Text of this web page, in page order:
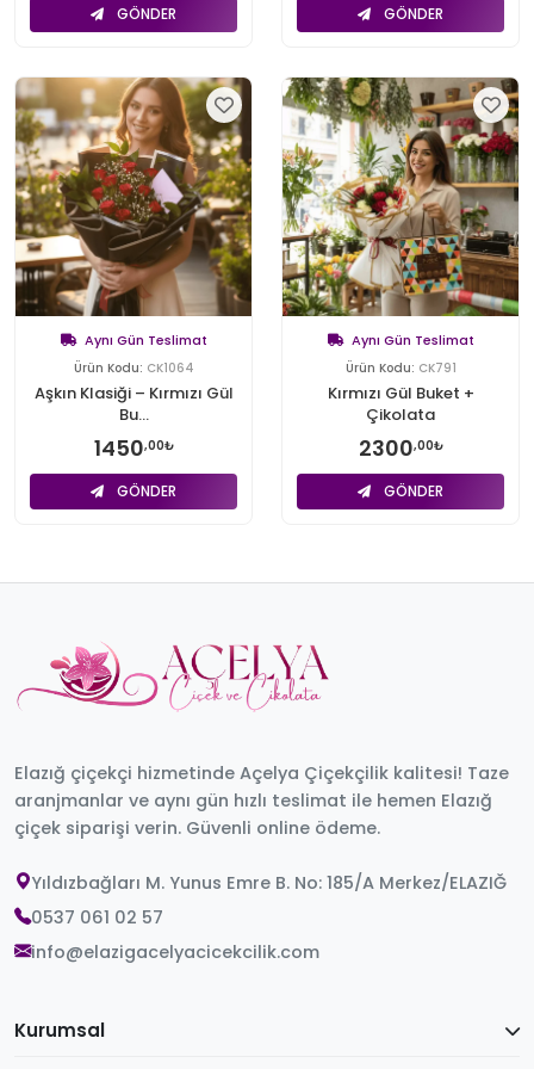
GÖNDER GÖNDER
Aynı Gün Teslimat
Ürün Kodu: CK1064
Aşkın Klasiği – Kırmızı Gül
Bu...
1450,00₺
GÖNDER
Aynı Gün Teslimat
Ürün Kodu: CK791
Kırmızı Gül Buket +
Çikolata
2300,00₺
GÖNDER
Elazığ çiçekçi hizmetinde Açelya Çiçekçilik kalitesi! Taze
aranjmanlar ve aynı gün hızlı teslimat ile hemen Elazığ
çiçek siparişi verin. Güvenli online ödeme.
Yıldızbağları M. Yunus Emre B. No: 185/A Merkez/ELAZIĞ
0537 061 02 57
info@elazigacelyacicekcilik.com
Kurumsal